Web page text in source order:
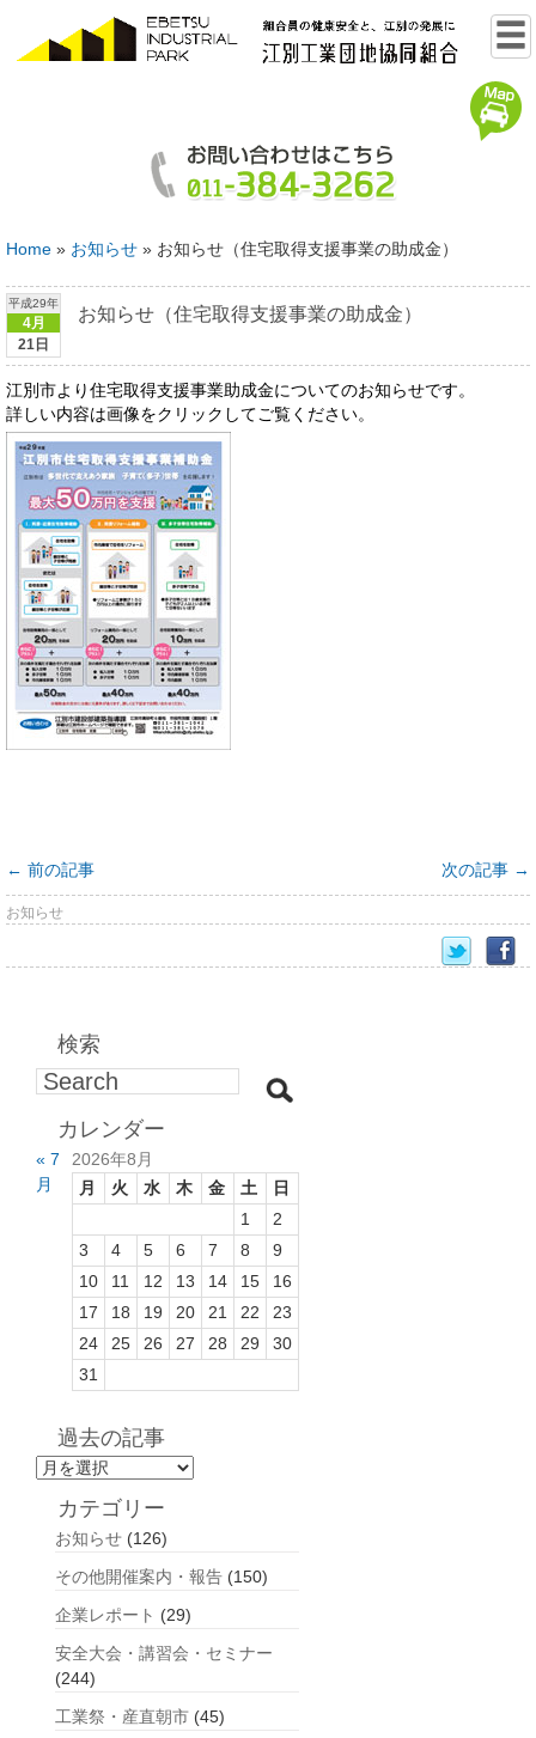
Home » お知らせ » お知らせ（住宅取得支援事業の助成金）
平成29年
4月
21日
お知らせ（住宅取得支援事業の助成金）
江別市より住宅取得支援事業助成金についてのお知らせです。
詳しい内容は画像をクリックしてご覧ください。
← 前の記事 次の記事 →
お知らせ
検索
カレンダー
2026年8月
月
火 水 木 金 土
日
1
2
3
4 5 6 7 8
9
10
11 12 13 14 15
16
17
18 19 20 21 22
23
24
25 26 27 28 29
30
31
« 7
月
過去の記事
過
カテゴリー
お知らせ (126)
その他開催案内・報告 (150)
企業レポート (29)
安全大会・講習会・セミナー
(244)
工業祭・産直朝市 (45)